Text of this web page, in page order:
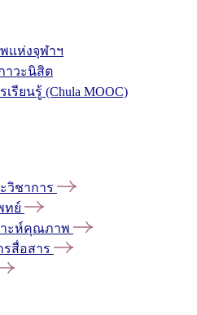
แห่งจุฬาฯ
าวะนิสิต
รียนรู้ (Chula MOOC)
วิชาการ
ทย์
าะห์คุณภาพ
รสื่อสาร